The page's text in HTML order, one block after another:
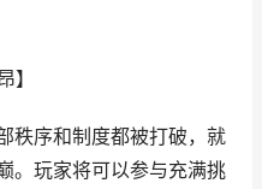
】
秩序和制度都被打破，就
。玩家将可以参与充满挑